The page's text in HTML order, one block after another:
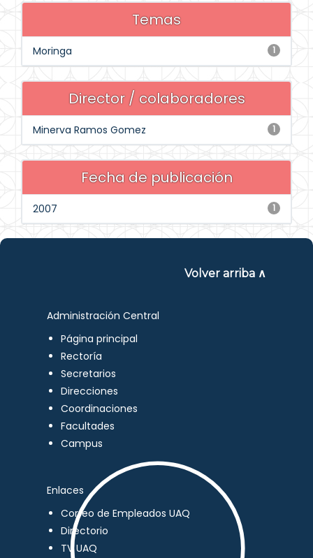
Temas
1
Moringa
Director / colaboradores
1
Minerva Ramos Gomez
Fecha de publicación
1
2007
Volver arriba ∧
Administración Central
Página principal
Rectoría
Secretarios
Direcciones
Coordinaciones
Facultades
Campus
Enlaces
Correo de Empleados UAQ
Directorio
TV UAQ